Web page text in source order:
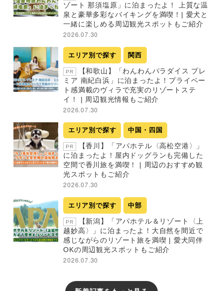
ゾート 那須塩原」に泊まったよ！ 上質な温
泉と豪華多彩なバイキングを満喫！| 愛犬と
一緒に楽しめる周辺観光スポットもご紹介
2026.07.30
エリア別で探す 関西
PR
【和歌山】「わんわんパラダイス プレ
ミア 南紀白浜」に泊まったよ！プライベー
ト感満載のヴィラで充実のリゾートステ
イ！ | 周辺観光情報もご紹介
2026.07.30
エリア別で探す 中国・四国
PR
【香川】「アパホテル〈高松空港〉」
に泊まったよ！屋内ドッグランも完備した
空間で香川旅を満喫！ | 周辺のおすすめ観
光スポットもご紹介
2026.07.30
エリア別で探す 中部
PR
【新潟】「アパホテル＆リゾート〈上
越妙高〉」に泊まったよ！大自然を間近で
感じながらのリゾート旅を満喫 | 愛犬同伴
OKの周辺観光スポットもご紹介
2026.07.30